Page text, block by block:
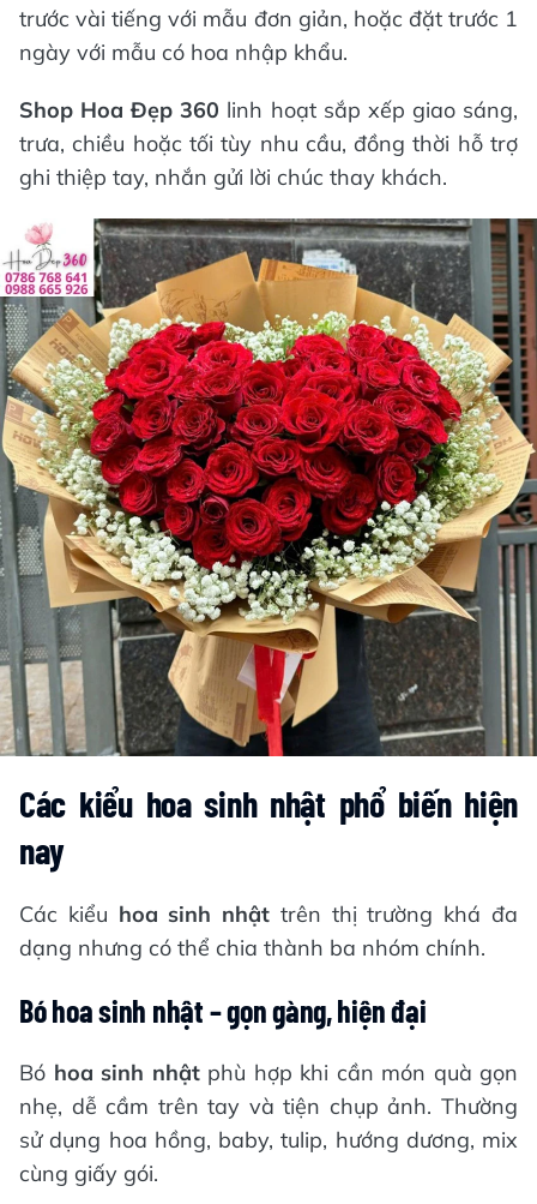
trước vài tiếng với mẫu đơn giản, hoặc đặt trước 1
ngày với mẫu có hoa nhập khẩu.
Shop Hoa Đẹp 360 linh hoạt sắp xếp giao sáng,
trưa, chiều hoặc tối tùy nhu cầu, đồng thời hỗ trợ
ghi thiệp tay, nhắn gửi lời chúc thay khách.
Các kiểu hoa sinh nhật phổ biến hiện
nay
Các kiểu hoa sinh nhật trên thị trường khá đa
dạng nhưng có thể chia thành ba nhóm chính.
Bó hoa sinh nhật – gọn gàng, hiện đại
Bó hoa sinh nhậtphù hợp khi cần món quà gọn
nhẹ, dễ cầm trên tay và tiện chụp ảnh. Thường
sử dụng hoa hồng, baby, tulip, hướng dương, mix
cùng giấy gói.